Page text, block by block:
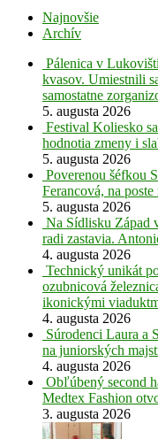
Najnovšie
Archív
Pálenica v
kvasov. Umiestnili
samostatne
5. augusta 2026
Festival Koliesko
hodnotia zmeny i
5. augusta 2026
Poverenou šéfkou
Ferancová, na
5. augusta 2026
Na Sídlisku Západ
radi zastavia.
4. augusta 2026
Technický unikát
ozubnicová
ikonickými
4. augusta 2026
Súrodenci Laura a
na juniorských
4. augusta 2026
Obľúbený second
Medtex Fashion
3. augusta 2026